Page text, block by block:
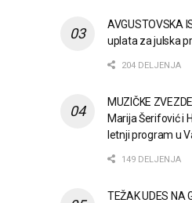
AVGUSTOVSKA
uplata za julska
204 DELJENJA
MUZIČKE
Marija Šerifović i
letnji program u
149 DELJENJA
TEŽAK UDES NA